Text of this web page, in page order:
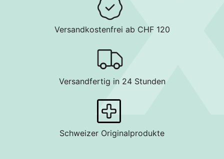
Versandkostenfrei ab CHF 120
Versandfertig in 24 Stunden
Schweizer Originalprodukte